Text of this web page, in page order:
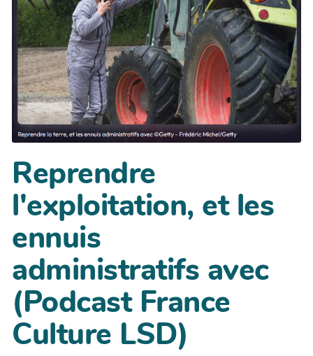
Reprendre
l'exploitation, et les
ennuis
administratifs avec
(Podcast France
Culture LSD)